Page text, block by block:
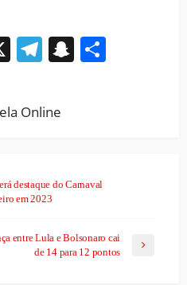
X Telegram
Snapchat
destaque do Carnaval
em 2023
entre Lula e Bolsonaro cai
de 14 para 12 pontos